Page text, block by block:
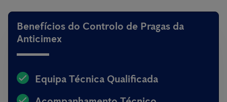
Benefícios do Controlo de Pragas da
Anticimex
Equipa Técnica Qualificada